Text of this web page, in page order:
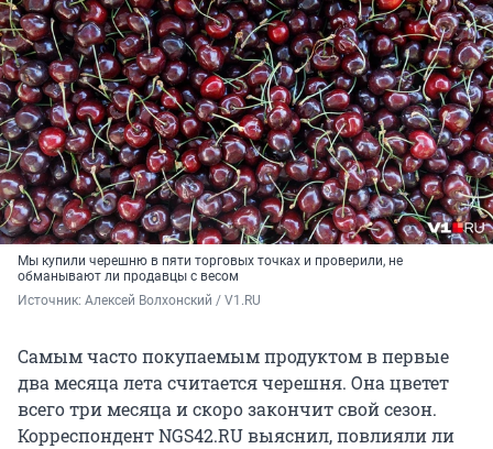
Мы купили черешню в пяти торговых точках и проверили, не
обманывают ли продавцы с весом
Источник: Алексей Волхонский / V1.RU
Самым часто покупаемым продуктом в первые
два месяца лета считается черешня. Она цветет
всего три месяца и скоро закончит свой сезон.
Корреспондент NGS42.RU выяснил, повлияли ли